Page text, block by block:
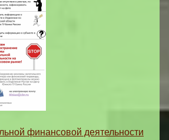
финансовой деятельности